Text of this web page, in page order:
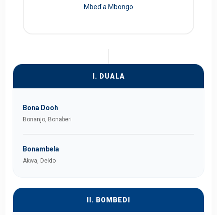
Mbed'a Mbongo
I. DUALA
Bona Dooh
Bonanjo, Bonaberi
Bonambela
Akwa, Deido
II. BOMBEDI